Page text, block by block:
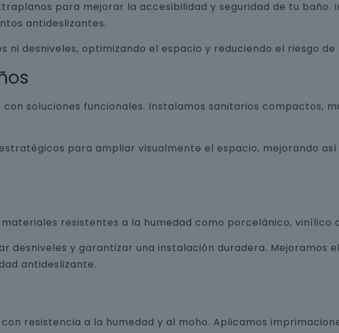
para mejorar la accesibilidad y seguridad de tu baño.
antideslizantes.
ni desniveles, optimizando el espacio y reduciendo el riesgo de
soluciones funcionales. Instalamos sanitarios compactos,
para ampliar visualmente el espacio, mejorando
resistentes a la humedad como porcelánico, vinílico
desniveles y garantizar una instalación duradera. Mejoramos
antideslizante.
resistencia a la humedad y al moho. Aplicamos